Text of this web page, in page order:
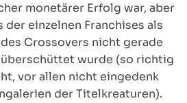
monetärer Erfolg war, aber
der einzelnen Franchises als
Crossovers nicht gerade
überschüttet wurde (so richtig
vor allen nicht eingedenk
der Titelkreaturen).